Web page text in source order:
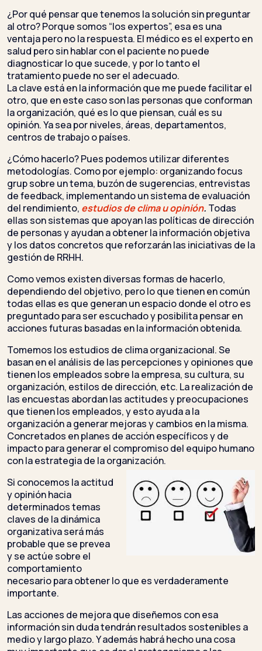
¿Por qué pensar que tenemos la solución sin preguntar
al otro? Porque somos “los expertos”, esa es una
ventaja pero no la respuesta. El médico es el experto en
salud pero sin hablar con el paciente no puede
diagnosticar lo que sucede, y por lo tanto el
tratamiento puede no ser el adecuado.
La clave está en la información que me puede facilitar el
otro, que en este caso son las personas que conforman
la organización, qué es lo que piensan, cuál es su
opinión. Ya sea por niveles, áreas, departamentos,
centros de trabajo o países.
¿Cómo hacerlo? Pues podemos utilizar diferentes
metodologías. Como por ejemplo: organizando focus
grup sobre un tema, buzón de sugerencias, entrevistas
de feedback, implementando un sistema de evaluación
del rendimiento, estudios de clima u opinión. Todas
ellas son sistemas que apoyan las políticas de dirección
de personas y ayudan a obtener la información objetiva
y los datos concretos que reforzarán las iniciativas de la
gestión de RRHH.
Como vemos existen diversas formas de hacerlo,
dependiendo del objetivo, pero lo que tienen en común
todas ellas es que generan un espacio donde el otro es
preguntado para ser escuchado y posibilita pensar en
acciones futuras basadas en la información obtenida.
Tomemos los estudios de clima organizacional. Se
basan en el análisis de las percepciones y opiniones que
tienen los empleados sobre la empresa, su cultura, su
organización, estilos de dirección, etc. La realización de
las encuestas abordan las actitudes y preocupaciones
que tienen los empleados, y esto ayuda a la
organización a generar mejoras y cambios en la misma.
Concretados en planes de acción específicos y de
impacto para generar el compromiso del equipo humano
con la estrategia de la organización.
Si conocemos la actitud
y opinión hacia
determinados temas
claves de la dinámica
organizativa será más
probable que se prevea
y se actúe sobre el
comportamiento
necesario para obtener lo que es verdaderamente
importante.
Las acciones de mejora que diseñemos con esa
información sin duda tendrán resultados sostenibles a
medio y largo plazo. Y además habrá hecho una cosa